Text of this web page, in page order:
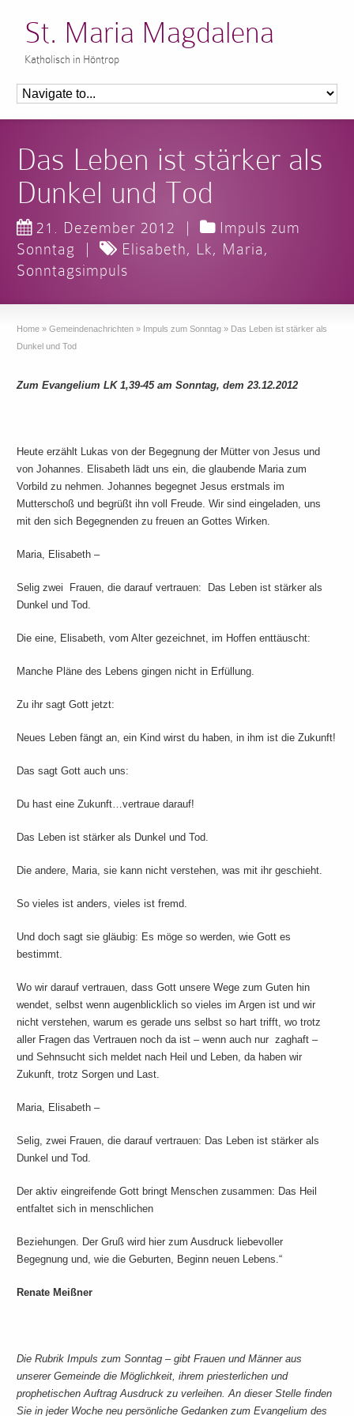
St. Maria Magdalena
Katholisch in Höntrop
Das Leben ist stärker als
Dunkel und Tod
21. Dezember 2012 |
Impuls zum
Sonntag
| Elisabeth, Lk, Maria,
Sonntagsimpuls
Home » Gemeindenachrichten » Impuls zum Sonntag » Das Leben ist stärker als
Dunkel und Tod
Zum Evangelium LK 1,39-45 am Sonntag, dem 23.12.2012
Heute erzählt Lukas von der Begegnung der Mütter von Jesus und
von Johannes. Elisabeth lädt uns ein, die glaubende Maria zum
Vorbild zu nehmen. Johannes begegnet Jesus erstmals im
Mutterschoß und begrüßt ihn voll Freude. Wir sind eingeladen, uns
mit den sich Begegnenden zu freuen an Gottes Wirken.
Maria, Elisabeth –
Selig zwei Frauen, die darauf vertrauen: Das Leben ist stärker als
Dunkel und Tod.
Die eine, Elisabeth, vom Alter gezeichnet, im Hoffen enttäuscht:
Manche Pläne des Lebens gingen nicht in Erfüllung.
Zu ihr sagt Gott jetzt:
Neues Leben fängt an, ein Kind wirst du haben, in ihm ist die Zukunft!
Das sagt Gott auch uns:
Du hast eine Zukunft…vertraue darauf!
Das Leben ist stärker als Dunkel und Tod.
Die andere, Maria, sie kann nicht verstehen, was mit ihr geschieht.
So vieles ist anders, vieles ist fremd.
Und doch sagt sie gläubig: Es möge so werden, wie Gott es
bestimmt.
Wo wir darauf vertrauen, dass Gott unsere Wege zum Guten hin
wendet, selbst wenn augenblicklich so vieles im Argen ist und wir
nicht verstehen, warum es gerade uns selbst so hart trifft, wo trotz
aller Fragen das Vertrauen noch da ist – wenn auch nur zaghaft –
und Sehnsucht sich meldet nach Heil und Leben, da haben wir
Zukunft, trotz Sorgen und Last.
Maria, Elisabeth –
Selig, zwei Frauen, die darauf vertrauen: Das Leben ist stärker als
Dunkel und Tod.
Der aktiv eingreifende Gott bringt Menschen zusammen: Das Heil
entfaltet sich in menschlichen
Beziehungen. Der Gruß wird hier zum Ausdruck liebevoller
Begegnung und, wie die Geburten, Beginn neuen Lebens.“
Renate Meißner
Die Rubrik Impuls zum Sonntag – gibt Frauen und Männer aus
unserer Gemeinde die Möglichkeit, ihrem priesterlichen und
prophetischen Auftrag Ausdruck zu verleihen. An dieser Stelle finden
Sie in jeder Woche neu persönliche Gedanken zum Evangelium des